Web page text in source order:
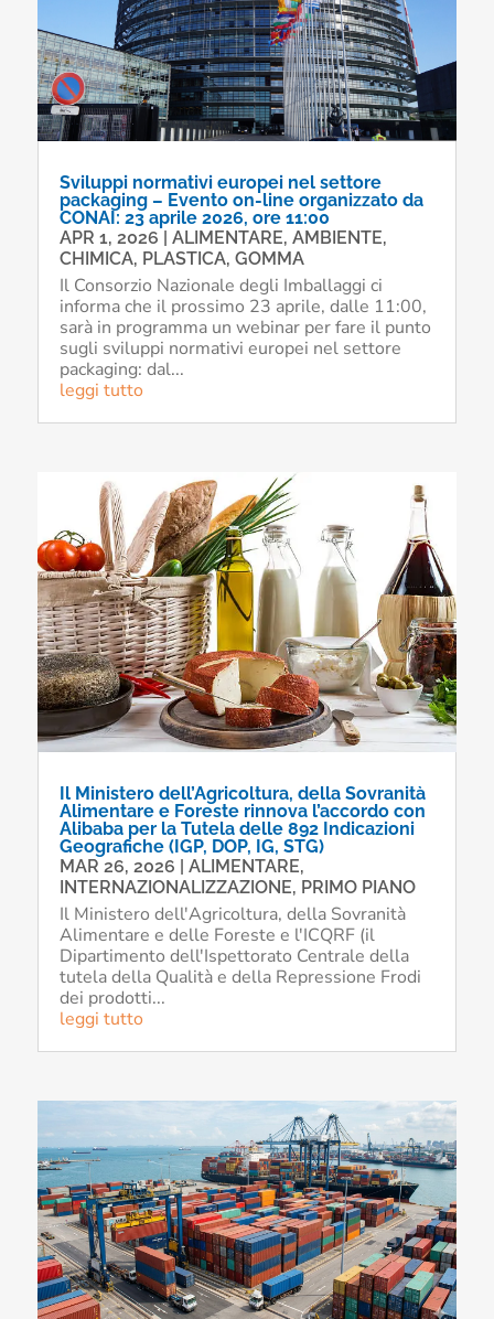
Sviluppi normativi europei nel settore
packaging – Evento on-line organizzato da
CONAI: 23 aprile 2026, ore 11:00
APR 1, 2026
ALIMENTARE, AMBIENTE,
CHIMICA, PLASTICA, GOMMA
Il Consorzio Nazionale degli Imballaggi ci
informa che il prossimo 23 aprile, dalle 11:00,
sarà in programma un webinar per fare il punto
sugli sviluppi normativi europei nel settore
packaging: dal...
leggi tutto
Il Ministero dell’Agricoltura, della Sovranità
Alimentare e Foreste rinnova l’accordo con
Alibaba per la Tutela delle 892 Indicazioni
Geografiche (IGP, DOP, IG, STG)
MAR 26, 2026 | ALIMENTARE,
INTERNAZIONALIZZAZIONE, PRIMO PIANO
Il Ministero dell'Agricoltura, della Sovranità
Alimentare e delle Foreste e l'ICQRF (il
Dipartimento dell'Ispettorato Centrale della
tutela della Qualità e della Repressione Frodi
dei prodotti...
leggi tutto